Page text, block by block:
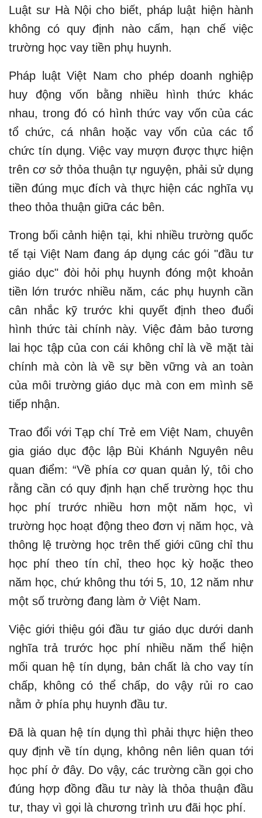
Luật sư Hà Nội cho biết, pháp luật hiện hành
không có quy định nào cấm, hạn chế việc
trường học vay tiền phụ huynh.
Pháp luật Việt Nam cho phép doanh nghiệp
huy động vốn bằng nhiều hình thức khác
nhau, trong đó có hình thức vay vốn của các
tổ chức, cá nhân hoặc vay vốn của các tổ
chức tín dụng. Việc vay mượn được thực hiện
trên cơ sở thỏa thuận tự nguyện, phải sử dụng
tiền đúng mục đích và thực hiện các nghĩa vụ
theo thỏa thuận giữa các bên.
Trong bối cảnh hiện tại, khi nhiều trường quốc
tế tại Việt Nam đang áp dụng các gói "đầu tư
giáo dục" đòi hỏi phụ huynh đóng một khoản
tiền lớn trước nhiều năm, các phụ huynh cần
cân nhắc kỹ trước khi quyết định theo đuổi
hình thức tài chính này. Việc đảm bảo tương
lai học tập của con cái không chỉ là về mặt tài
chính mà còn là về sự bền vững và an toàn
của môi trường giáo dục mà con em mình sẽ
tiếp nhận.
Trao đổi với Tạp chí Trẻ em Việt Nam, chuyên
gia giáo dục độc lập Bùi Khánh Nguyên nêu
quan điểm: “Về phía cơ quan quản lý, tôi cho
rằng cần có quy định hạn chế trường học thu
học phí trước nhiều hơn một năm học, vì
trường học hoạt động theo đơn vị năm học, và
thông lệ trường học trên thế giới cũng chỉ thu
học phí theo tín chỉ, theo học kỳ hoặc theo
năm học, chứ không thu tới 5, 10, 12 năm như
một số trường đang làm ở Việt Nam.
Việc giới thiệu gói đầu tư giáo dục dưới danh
nghĩa trả trước học phí nhiều năm thể hiện
mối quan hệ tín dụng, bản chất là cho vay tín
chấp, không có thể chấp, do vậy rủi ro cao
nằm ở phía phụ huynh đầu tư.
Đã là quan hệ tín dụng thì phải thực hiện theo
quy định về tín dụng, không nên liên quan tới
học phí ở đây. Do vậy, các trường cần gọi cho
đúng hợp đồng đầu tư này là thỏa thuận đầu
tư, thay vì gọi là chương trình ưu đãi học phí.